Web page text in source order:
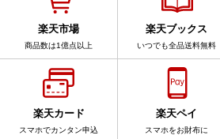
楽天市場
商品数は1億点以上
楽天ブックス
いつでも全品送料無料
楽天カード
スマホでカンタン申込
楽天ペイ
スマホをお財布に